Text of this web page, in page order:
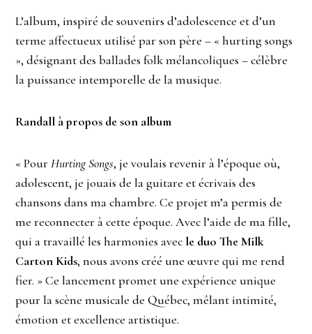
L’album, inspiré de souvenirs d’adolescence et d’un
terme affectueux utilisé par son père – « hurting songs
», désignant des ballades folk mélancoliques – célèbre
la puissance intemporelle de la musique.
Randall à propos de son album
« PourHurting Songs, je voulais revenir à l’époque où,
adolescent, je jouais de la guitare et écrivais des
chansons dans ma chambre. Ce projet m’a permis de
me reconnecter à cette époque. Avec l’aide de ma fille,
qui a travaillé les harmonies avec le duo The Milk
Carton Kids, nous avons créé une œuvre qui me rend
fier. » Ce lancement promet une expérience unique
pour la scène musicale de Québec, mêlant intimité,
émotion et excellence artistique.